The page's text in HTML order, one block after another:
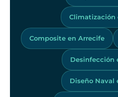
Climatización
Composite en Arrecife
Desinfección
Diseño Naval